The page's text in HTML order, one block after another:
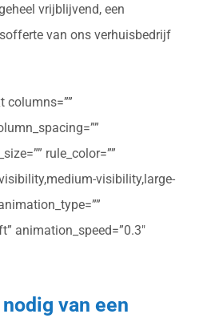
vrijblijvend, een
van ons verhuisbedrijf
columns=””
rule_color=””
visibility,large-
animation_speed=”0.3″
van een